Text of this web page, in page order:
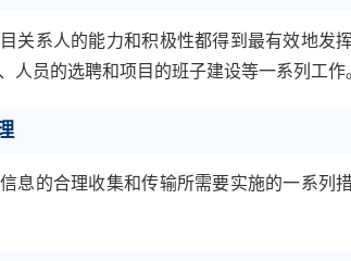
关系人的能力和积极性都得到最有效地发
人员的选聘和项目的班子建设等一系列工作
息的合理收集和传输所需要实施的一系列